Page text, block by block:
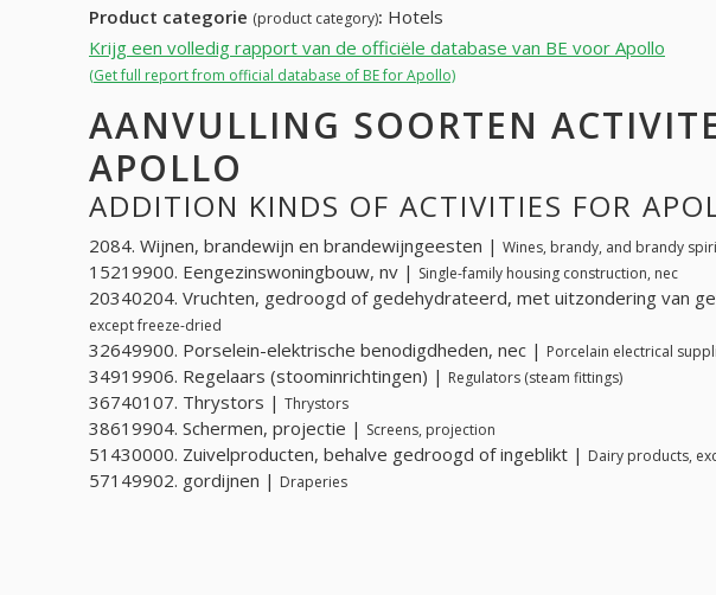
Product categorie (product category): Hotels
Krijg een volledig rapport van de officiële database van BE voor Apollo
(Get full report from official database of BE for Apollo)
AANVULLING SOORTEN
APOLLO
ADDITION KINDS OF ACTIVITIES FOR
2084. Wijnen, brandewijn en brandewijngeesten | Wines, brandy, and brandy
15219900. Eengezinswoningbouw, nv | Single-family housing construction, nec
20340204. Vruchten, gedroogd of gedehydrateerd, met uitzondering van
except freeze-dried
32649900. Porselein-elektrische benodigdheden, nec | Porcelain electrical
34919906. Regelaars (stoominrichtingen) | Regulators (steam fittings)
36740107. Thrystors | Thrystors
38619904. Schermen, projectie | Screens, projection
51430000. Zuivelproducten, behalve gedroogd of ingeblikt | Dairy products,
57149902. gordijnen | Draperies